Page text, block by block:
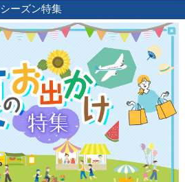
シーズン特集